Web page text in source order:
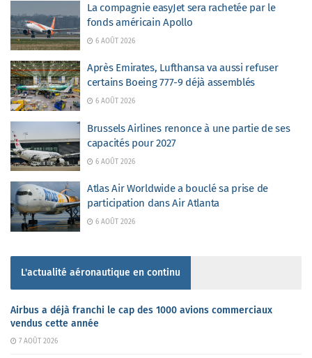
La compagnie easyJet sera rachetée par le
fonds américain Apollo
6 AOÛT 2026
Après Emirates, Lufthansa va aussi refuser
certains Boeing 777-9 déjà assemblés
6 AOÛT 2026
Brussels Airlines renonce à une partie de ses
capacités pour 2027
6 AOÛT 2026
Atlas Air Worldwide a bouclé sa prise de
participation dans Air Atlanta
6 AOÛT 2026
L'actualité aéronautique en continu
Airbus a déjà franchi le cap des 1000 avions commerciaux
vendus cette année
7 AOÛT 2026